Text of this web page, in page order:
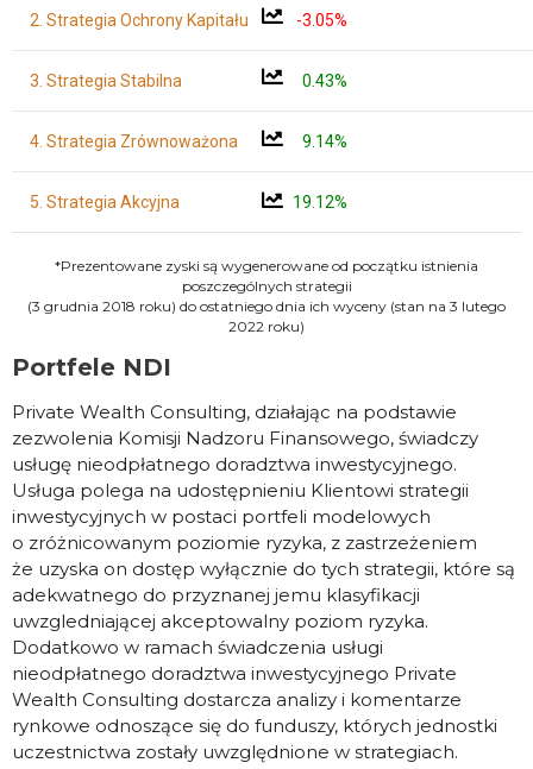
2. Strategia Ochrony Kapitału -3.05
3. Strategia Stabilna 0.43
4. Strategia Zrównoważona 9.14
5. Strategia Akcyjna 19.12
*Prezentowane zyski są wygenerowane od początku istnienia
poszczególnych strategii
(3 grudnia 2018 roku) do ostatniego dnia ich wyceny (stan na 3 lutego
2022 roku)
Portfele NDI
Private Wealth Consulting, działając na podstawie
zezwolenia Komisji Nadzoru Finansowego, świadczy
usługę nieodpłatnego doradztwa inwestycyjnego.
Usługa polega na udostępnieniu Klientowi strategii
inwestycyjnych w postaci portfeli modelowych
o zróżnicowanym poziomie ryzyka, z zastrzeżeniem
że uzyska on dostęp wyłącznie do tych strategii, które są
adekwatnego do przyznanej jemu klasyfikacji
uwzgledniającej akceptowalny poziom ryzyka.
Dodatkowo w ramach świadczenia usługi
nieodpłatnego doradztwa inwestycyjnego Private
Wealth Consulting dostarcza analizy i komentarze
rynkowe odnoszące się do funduszy, których jednostki
uczestnictwa zostały uwzględnione w strategiach.